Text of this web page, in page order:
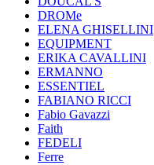
DROMe
ELENA GHISELLINI
EQUIPMENT
ERIKA CAVALLINI
ERMANNO
ESSENTIEL
FABIANO RICCI
Fabio Gavazzi
Faith
FEDELI
Ferre